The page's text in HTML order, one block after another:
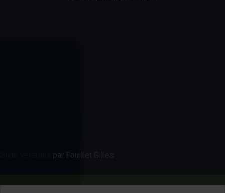
par Fouillet Gilles